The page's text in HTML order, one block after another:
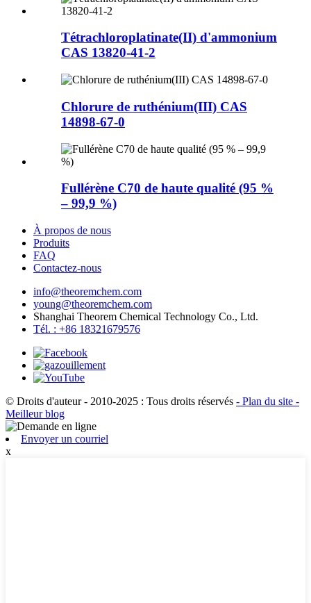
Tétrachloroplatinate(II) d'ammonium
CAS 13820-41-2
Chlorure de ruthénium(III) CAS
14898-67-0
Fullérène C70 de haute qualité (95 %
– 99,9 %)
À propos de nous
Produits
FAQ
Contactez-nous
info@theoremchem.com
young@theoremchem.com
Shanghai Theorem Chemical Technology Co., Ltd.
Tél. : +86 18321679576
© Droits d'auteur - 2010-2025 : Tous droits réservés - Plan du site -
Meilleur blog
Envoyer un courriel
x